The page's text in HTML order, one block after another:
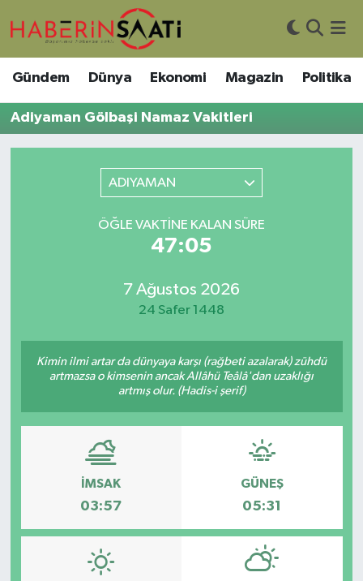
Gündem Dünya Ekonomi Magazin Politika
Adiyaman Gölbaşi Namaz Vakitleri
ADIYAMAN
ÖĞLE VAKTINE KALAN SÜRE
47:05
7 Ağustos 2026
24 Safer 1448
Kimin ilmi artar da dünyaya karşı (rağbeti azalarak) zühdü
artmazsa o kimsenin ancak Allâhü Teâlâ'dan uzaklığı
artmış olur. (Hadis-i şerif)
İMSAK
03:57
GÜNEŞ
05:31
Asayiş
Bilim ve Teknoloji
DIŞ HABER
Kültür-Sanat
Podcast
Nöbetçi Eczaneler
Hava Durumu
Süper Lig Puan Durumu ve Fikstür
Tüm Manşetler